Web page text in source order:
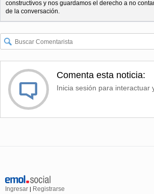
constructivos y nos guardamos el derecho a no
de la conversación.
Comenta esta noticia:
Inicia sesión para interactuar
Ingresar | Registrarse